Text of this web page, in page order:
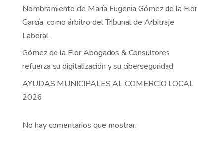
Nombramiento de María Eugenia Gómez de la Flor
García, como árbitro del Tribunal de Arbitraje
Laboral.
Gómez de la Flor Abogados & Consultores
refuerza su digitalización y su ciberseguridad
AYUDAS MUNICIPALES AL COMERCIO LOCAL
2026
No hay comentarios que mostrar.